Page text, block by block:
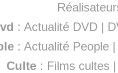
: Actualité DVD |
:Actualité People
Culte : Films cultes